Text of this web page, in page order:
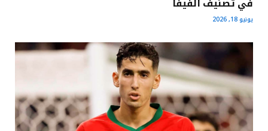
يونيو 18, 2026